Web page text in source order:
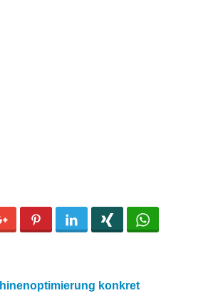
Google+ Pinterest LinkedIn
konkret